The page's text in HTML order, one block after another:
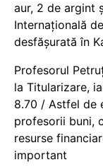
aur, 2 de argint
Internațională
desfășurată în
Profesorul
la Titularizare,
8.70 / Astfel de
profesorii buni,
resurse
important